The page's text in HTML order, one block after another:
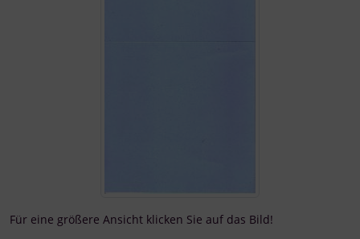
Für eine größere Ansicht klicken Sie auf das Bild!